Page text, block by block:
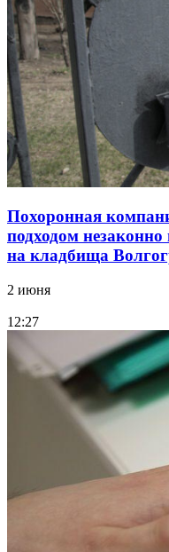
Похоронная
подходом
на кладбища
2 июня
12:27